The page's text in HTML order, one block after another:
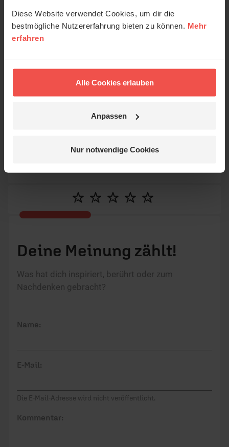
Diese Website verwendet Cookies, um dir die
bestmögliche Nutzererfahrung bieten zu können. Mehr
erfahren
Alle Cookies erlauben
Anpassen
Nur notwendige Cookies
Deine Meinung zählt!
Was hat dich inspiriert, berührt oder zum
Nachdenken gebracht?
Name:
E-Mail:
Die E-Mail-Adresse wird nicht veröffentlicht.
Kommentar: